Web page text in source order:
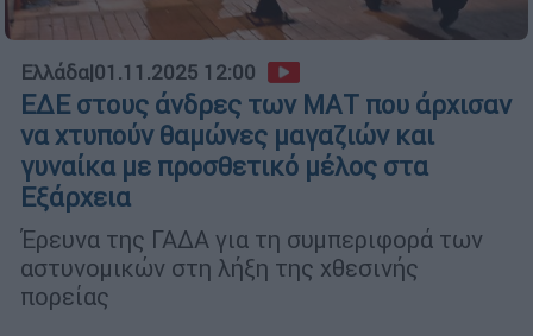
Ελλάδα|01.11.2025 12:00
ΕΔΕ στους άνδρες των ΜΑΤ που άρχισαν
να χτυπούν θαμώνες μαγαζιών και
γυναίκα με προσθετικό μέλος στα
Εξάρχεια
Έρευνα της ΓΑΔΑ για τη συμπεριφορά των
αστυνομικών στη λήξη της χθεσινής
πορείας